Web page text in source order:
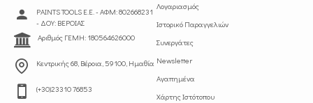
PAINTS TOOLS Ε.Ε. - ΑΦΜ: 802668231
- ΔΟΥ: ΒΕΡΟΙΑΣ
Αριθμός ΓΕΜΗ: 180564626000
Κεντρικής 68, Βέροια, 59100, Ημαθία
(+30)23310 76853
Λογαριασμός
Ιστορικό Παραγγελιών
Συνεργάτες
Newsletter
Αγαπημένα
Χάρτης Ιστότοπου